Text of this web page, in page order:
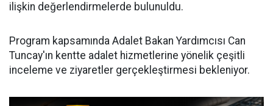
ilişkin değerlendirmelerde bulunuldu.
Program kapsamında Adalet Bakan Yardımcısı Can
Tuncay'ın kentte adalet hizmetlerine yönelik çeşitli
inceleme ve ziyaretler gerçekleştirmesi bekleniyor.